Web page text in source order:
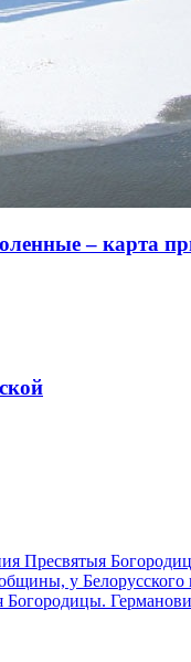
– карта
Пресвятыя
у
Богородицы.